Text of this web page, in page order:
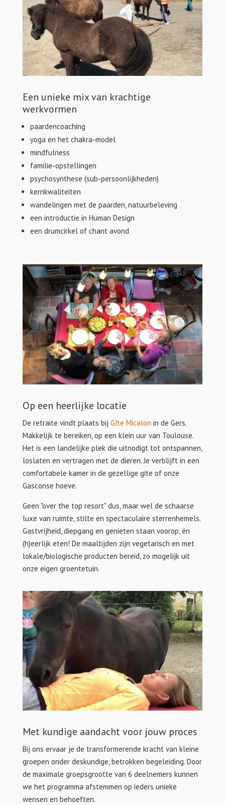
Een unieke mix van krachtige
werkvormen
paardencoaching
yoga en het chakra-model
mindfulness
familie-opstellingen
psychosynthese (sub-persoonlijkheden)
kernkwaliteiten
wandelingen met de paarden, natuurbeleving
een introductie in Human Design
een drumcirkel of chant avond
Op een heerlijke locatie
De retraite vindt plaats bij Gîte Micalon in de Gers.
Makkelijk te bereiken, op een klein uur van Toulouse.
Het is een landelijke plek die uitnodigt tot ontspannen,
loslaten en vertragen met de dieren. Je verblijft in een
comfortabele kamer in de gezellige gite of onze
Gasconse hoeve.
Geen "over the top resort" dus, maar wel de schaarse
luxe van ruimte, stilte en spectaculaire sterrenhemels.
Gastvrijheid, diepgang en genieten staan voorop, én
(h)eerlijk eten! De maaltijden zijn vegetarisch en met
lokale/biologische producten bereid, zo mogelijk uit
onze eigen groentetuin.
Met kundige aandacht voor jouw proces
Bij ons ervaar je de transformerende kracht van kleine
groepen onder deskundige, betrokken begeleiding. Door
de maximale groepsgrootte van 6 deelnemers kunnen
we het programma afstemmen op ieders unieke
wensen en behoeften.